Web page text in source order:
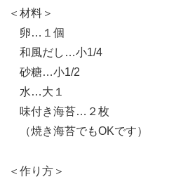
＜材料＞
卵…１個
和風だし…小1/4
砂糖…小1/2
水…大１
味付き海苔…２枚
（焼き海苔でもOKです）
＜作り方＞